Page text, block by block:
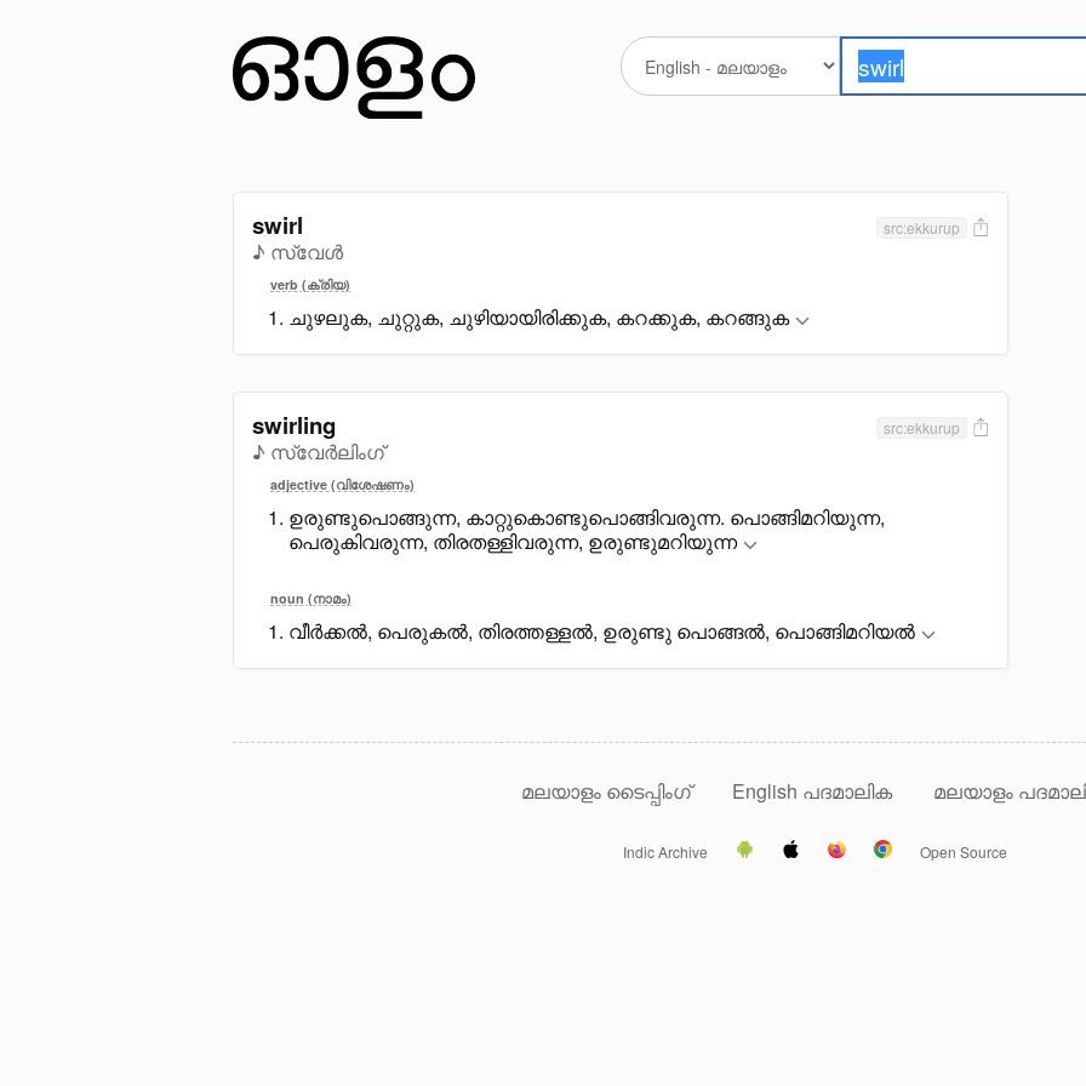
swirl
♪ സ്വേൾ
src:ekkurup
verb (ക്രിയ)
ചുഴലുക, ചുറ്റുക, ചുഴിയായിരിക്കുക, കറക്കുക, കറങ്ങുക
swirling
♪ സ്വേർലിംഗ്
src:ekkurup
adjective (വിശേഷണം)
ഉരുണ്ടുപൊങ്ങുന്ന, കാറ്റുകൊണ്ടുപൊങ്ങിവരുന്ന. പൊങ്ങിമറിയുന്ന,
പെരുകിവരുന്ന, തിരതള്ളിവരുന്ന, ഉരുണ്ടുമറിയുന്ന
noun (നാമം)
വീർക്കൽ, പെരുകൽ, തിരത്തള്ളൽ, ഉരുണ്ടു പൊങ്ങൽ, പൊങ്ങിമറിയൽ
മലയാളം ടൈപ്പിംഗ് English പദമാലിക മലയാളം
Indic Archive Open Source